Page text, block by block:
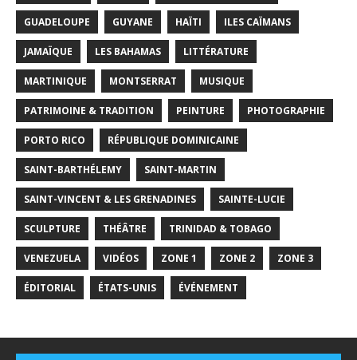
GUADELOUPE GUYANE HAÏTI ILES CAÏMANS
JAMAÏQUE LES BAHAMAS LITTÉRATURE
MARTINIQUE MONTSERRAT MUSIQUE
PATRIMOINE & TRADITION PEINTURE PHOTOGRAPHIE
PORTO RICO RÉPUBLIQUE DOMINICAINE
SAINT-BARTHÉLEMY SAINT-MARTIN
SAINT-VINCENT & LES GRENADINES SAINTE-LUCIE
SCULPTURE THÉÂTRE TRINIDAD & TOBAGO
VENEZUELA VIDÉOS ZONE 1 ZONE 2 ZONE 3
ÉDITORIAL ÉTATS-UNIS ÉVÉNEMENT